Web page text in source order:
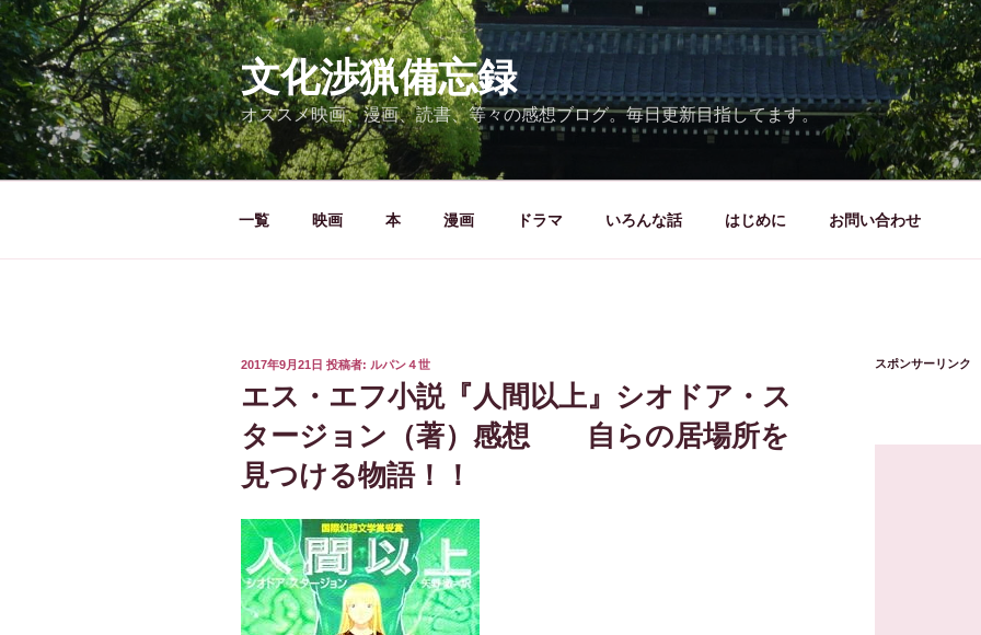
コ
ン
テ
ン
ツ
へ
ス
文化渉猟備忘録
オススメ映画、漫画、読書、等々の感想ブログ。毎日更新目指してます。
一覧 映画 本 漫画 ドラマ いろんな話 はじめに お問い合わせ
投
2017年9月21日 投稿者: ルパン４世
エス・エフ小説『人間以上』シオドア・ス
タージョン（著）感想 自らの居場所を
見つける物語！！
スポンサーリンク